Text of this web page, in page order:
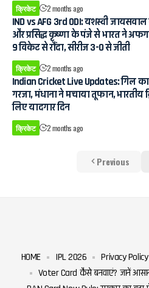
क्रिकेट 2 months ago
IND vs AFG 3rd ODI: यशस्वी
और प्रसिद्ध कृष्णा के पंजे से भारत ने
9 विकेट से रौंदा, सीरीज 3-0 से जीती
क्रिकेट 2 months ago
Indian Cricket Live Updates: गिल
गरजा, मंधाना ने मचाया तूफान, भारतीय
लिए यादगार दिन
क्रिकेट 2 months ago
Previous
HOME IPL 2026 Privacy Policy
Voter Card कैसे बनवाएं? जानें